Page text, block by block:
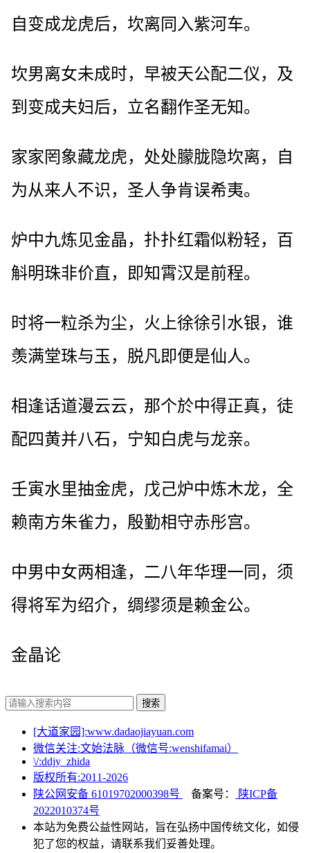
自变成龙虎后，坎离同入紫河车。
坎男离女未成时，早被天公配二仪，及
到变成夫妇后，立名翻作圣无知。
家家罔象藏龙虎，处处朦胧隐坎离，自
为从来人不识，圣人争肯误希夷。
炉中九炼见金晶，扑扑红霜似粉轻，百
斛明珠非价直，即知霄汉是前程。
时将一粒杀为尘，火上徐徐引水银，谁
羡满堂珠与玉，脱凡即便是仙人。
相逢话道漫云云，那个於中得正真，徒
配四黄并八石，宁知白虎与龙亲。
壬寅水里抽金虎，戊己炉中炼木龙，全
赖南方朱雀力，殷勤相守赤彤宫。
中男中女两相逢，二八年华理一同，须
得将军为绍介，绸缪须是赖金公。
金晶论
搜索
[大道家园]:www.dadaojiayuan.com
微信关注:文始法脉（微信号:wenshifamai）
\/:ddjy_zhida
版权所有:2011-2026
陕公网安备 61019702000398号
备案号：
陕ICP备
2022010374号
本站为免费公益性网站，旨在弘扬中国传统文化，如侵
犯了您的权益，请联系我们妥善处理。